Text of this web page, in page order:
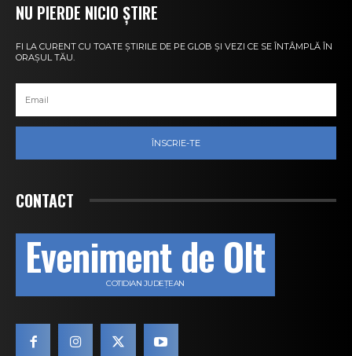
NU PIERDE NICIO ȘTIRE
FI LA CURENT CU TOATE ȘTIRILE DE PE GLOB ȘI VEZI CE SE ÎNTÂMPLĂ ÎN
ORAȘUL TĂU.
ÎNSCRIE-TE
CONTACT
Eveniment de Olt
COTIDIAN JUDEȚEAN